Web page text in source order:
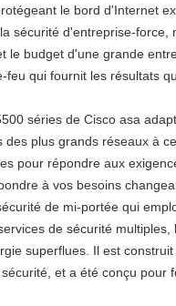
le bord d'Internet
sécurité d'entreprise-
le budget d'une grande
feu qui fournit les résultats
séries de Cisco asa
plus grands réseaux à
pour répondre aux
à vos besoins
de mi-portée qui
de sécurité
superflues. Il est
et a été conçu